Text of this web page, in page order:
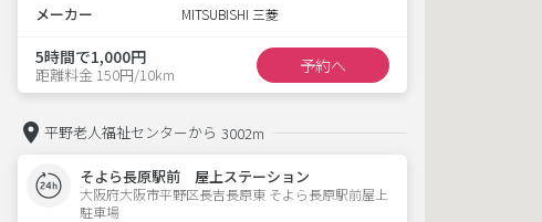
メーカー MITSUBISHI 三菱
5時間で1,000円
距離料金 150円/10km 予約へ
平野老人福祉センターから 3002m
そよら長原駅前 屋上ステーション
大阪府大阪市平野区長吉長原東 そよら長原駅前屋上
駐車場